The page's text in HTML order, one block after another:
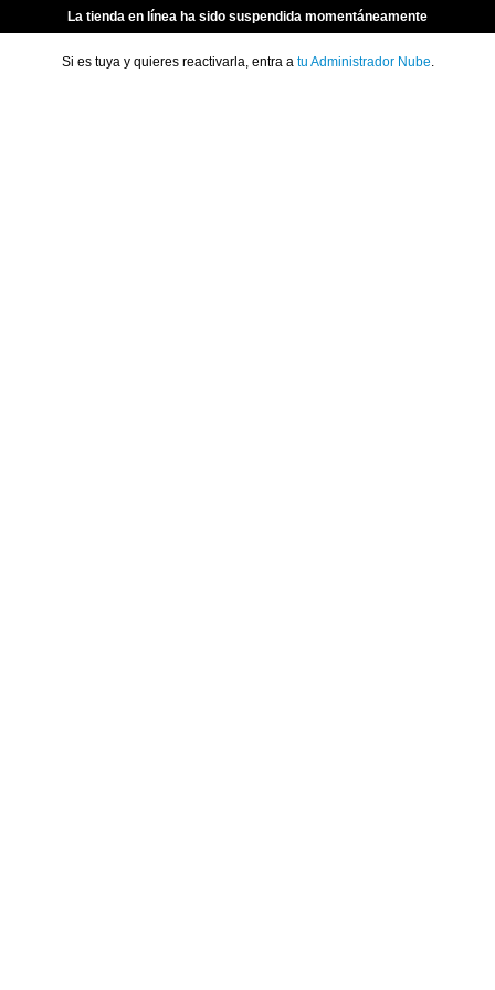
La tienda en línea ha sido suspendida momentáneamente
Si es tuya y quieres reactivarla, entra a tu Administrador Nube.